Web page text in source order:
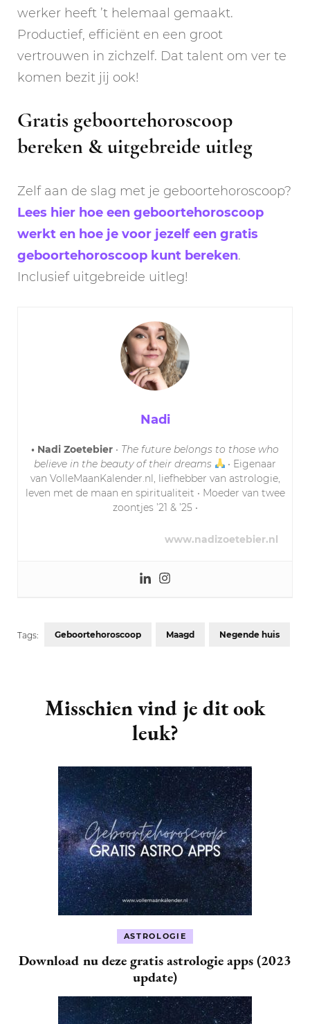
werker heeft ’t helemaal gemaakt.
Productief, efficiënt en een groot
vertrouwen in zichzelf. Dat talent om ver te
komen bezit jij ook!
Gratis geboortehoroscoop
bereken & uitgebreide uitleg
Zelf aan de slag met je geboortehoroscoop?
Lees hier hoe een geboortehoroscoop
werkt en hoe je voor jezelf een gratis
geboortehoroscoop kunt bereken.
Inclusief uitgebreide uitleg!
Nadi
• Nadi Zoetebier • The future belongs to those who
believe in the beauty of their dreams
• Eigenaar
van VolleMaanKalender.nl, liefhebber van astrologie,
leven met de maan en spiritualiteit • Moeder van twee
zoontjes ’21 & ’25 •
www.nadizoetebier.nl
Tags: Geboortehoroscoop Maagd Negende huis
Navigation
Misschien vind je dit ook
leuk?
ASTROLOGIE
Download nu deze gratis astrologie apps (2023
update)